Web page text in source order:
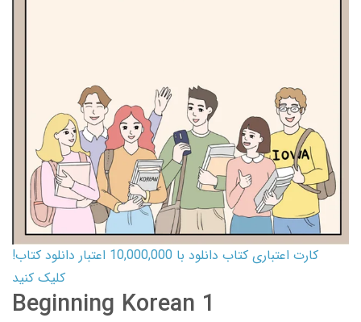
کارت اعتباری کتاب دانلود با 10,000,000 اعتبار دانلود کتاب!
کلیک کنید
Beginning Korean 1